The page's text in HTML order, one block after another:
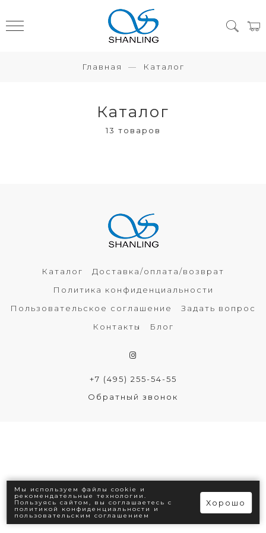
Главная Каталог
Каталог
13 товаров
Каталог
Доставка/оплата/возврат
Политика конфиденциальности
Пользовательское соглашение
Задать вопрос
Контакты
Блог
+7 (495) 255-54-55
Обратный звонок
Мы используем файлы cookie и
рекомендательные технологии.
Пользуясь сайтом, вы соглашаетесь с
политикой конфиденциальности
и
пользовательским соглашением
Хорошо